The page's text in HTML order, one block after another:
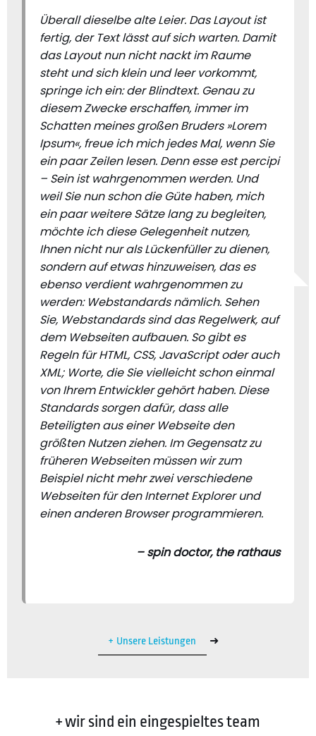
Überall dieselbe alte Leier. Das Layout ist
fertig, der Text lässt auf sich warten. Damit
das Layout nun nicht nackt im Raume
steht und sich klein und leer vorkommt,
springe ich ein: der Blindtext. Genau zu
diesem Zwecke erschaffen, immer im
Schatten meines großen Bruders »Lorem
Ipsum«, freue ich mich jedes Mal, wenn Sie
ein paar Zeilen lesen. Denn esse est percipi
– Sein ist wahrgenommen werden. Und
weil Sie nun schon die Güte haben, mich
ein paar weitere Sätze lang zu begleiten,
möchte ich diese Gelegenheit nutzen,
Ihnen nicht nur als Lückenfüller zu dienen,
sondern auf etwas hinzuweisen, das es
ebenso verdient wahrgenommen zu
werden: Webstandards nämlich. Sehen
Sie, Webstandards sind das Regelwerk, auf
dem Webseiten aufbauen. So gibt es
Regeln für HTML, CSS, JavaScript oder auch
XML; Worte, die Sie vielleicht schon einmal
von Ihrem Entwickler gehört haben. Diese
Standards sorgen dafür, dass alle
Beteiligten aus einer Webseite den
größten Nutzen ziehen. Im Gegensatz zu
früheren Webseiten müssen wir zum
Beispiel nicht mehr zwei verschiedene
Webseiten für den Internet Explorer und
einen anderen Browser programmieren.
– spin doctor, the rathaus
Unsere Leistungen ➜
+ wir sind ein eingespieltes team